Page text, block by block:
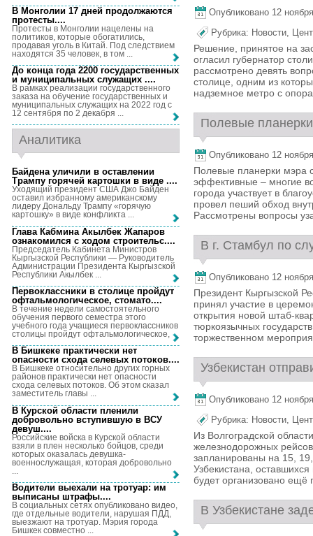
Опубликовано 12
Рубрика: Новости,
Решение, принятое на
огласил губернатор
рассмотрено девять
столице, одним из
надземное метро с
Полевые
Опубликовано 12
Полевые планерки мэра
эффективные – многие
города участвует в
провел пеший обход
Рассмотрены вопросы
В г. Стамбул по
Опубликовано 12
Президент Кыргызской
принял участие в
открытия новой штаб-
тюркоязычных
торжественном
Узбекистан
Опубликовано 12
Рубрика: Новости,
Из Волгоградской
железнодорожных
запланированы на 15,
Узбекистана,
будет организовано ещё
В Узбекистане
В Монголии 17 дней продолжаются
протесты....
Протесты в Монголии нацелены на
политиков, которые обогатились,
продавая уголь в Китай. Под следствием
находятся 35 человек, в том ...
До конца года 2200 государственных
и муниципальных служащих ....
В рамках реализации государственного
заказа на обучение государственных и
муниципальных служащих на 2022 год с
12 сентября по 2 декабря ...
Аналитика
Байдена уличили в оставлении
Трампу горячей картошки в виде ....
Уходящий президент США Джо Байден
оставил избранному американскому
лидеру Дональду Трампу «горячую
картошку» в виде конфликта ...
Глава Кабмина Акылбек Жапаров
ознакомился с ходом строительс....
Председатель Кабинета Министров
Кыргызской Республики — Руководитель
Администрации Президента Кыргызской
Республики Акылбек ...
Первоклассники в столице пройдут
офтальмологическое, стомато....
В течение недели самостоятельного
обучения первого семестра этого
учебного года учащиеся первоклассников
столицы пройдут офтальмологическое, ...
В Бишкеке практически нет
опасности схода селевых потоков....
В Бишкеке относительно других горных
районов практически нет опасности
схода селевых потоков. Об этом сказал
заместитель главы ...
В Курской области пленили
добровольно вступившую в ВСУ
девуш....
Российские войска в Курской области
взяли в плен несколько бойцов, среди
которых оказалась девушка-
военнослужащая, которая добровольно
Водители выехали на тротуар: им
выписаны штрафы....
В социальных сетях опубликовано видео,
где отдельные водители, нарушая ПДД,
выезжают на тротуар. Мэрия города
Бишкек совместно ...